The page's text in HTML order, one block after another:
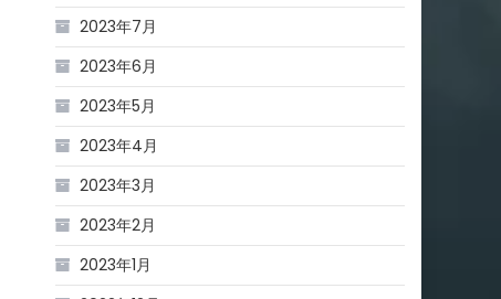
2023年7月
2023年6月
2023年5月
2023年4月
2023年3月
2023年2月
2023年1月